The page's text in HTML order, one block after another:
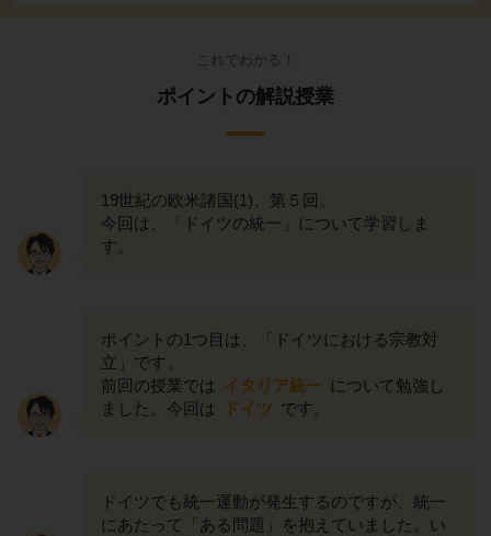
これでわかる！
ポイントの解説授業
19世紀の欧米諸国(1)、第５回。
今回は、「ドイツの統一」について学習しま
す。
ポイントの1つ目は、「ドイツにおける宗教対
立」です。
前回の授業では イタリア統一 について勉強し
ました。今回は
ドイツ です。
ドイツでも統一運動が発生するのですが、統一
にあたって「ある問題」を抱えていました。い